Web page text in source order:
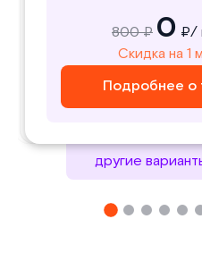
800 ₽ 0 ₽/
Скидка на 1
Подробнее о
1000 ₽ 0₽/
Скидка на 1
Подробнее о
800₽/
Подробнее о
1000₽/
Подробнее о
другие